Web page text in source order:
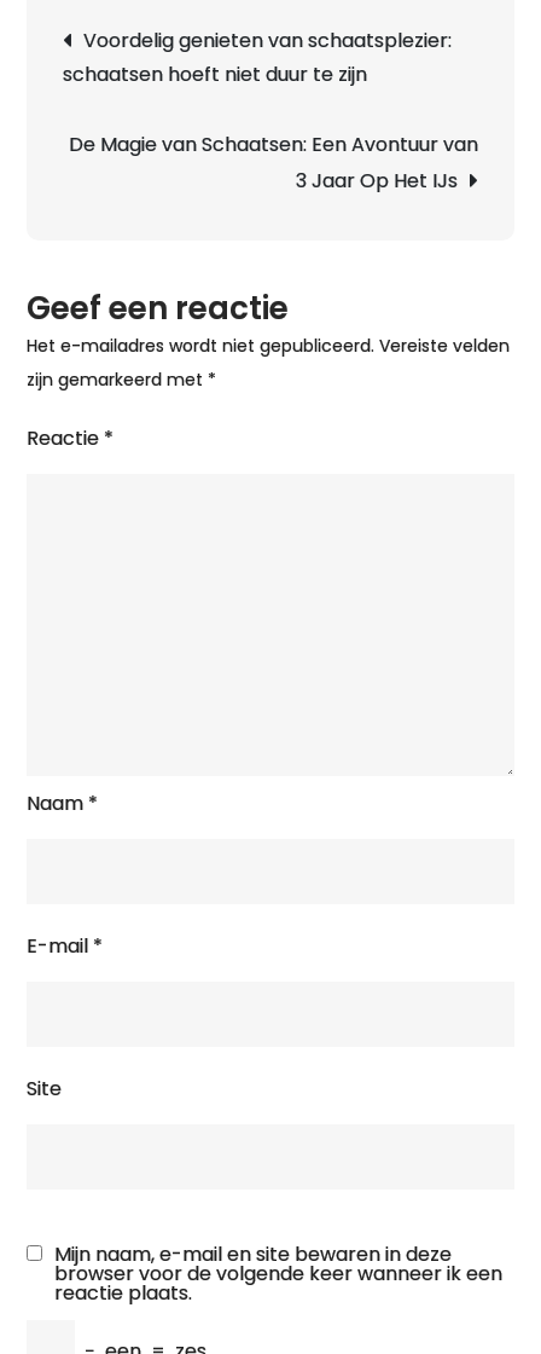
Voordelig genieten van schaatsplezier:
schaatsen hoeft niet duur te zijn
De Magie van Schaatsen: Een Avontuur van
3 Jaar Op Het IJs
Geef een reactie
Het e-mailadres wordt niet gepubliceerd. Vereiste velden
zijn gemarkeerd met *
Reactie *
Naam *
E-mail *
Site
Mijn naam, e-mail en site bewaren in deze
browser voor de volgende keer wanneer ik een
reactie plaats.